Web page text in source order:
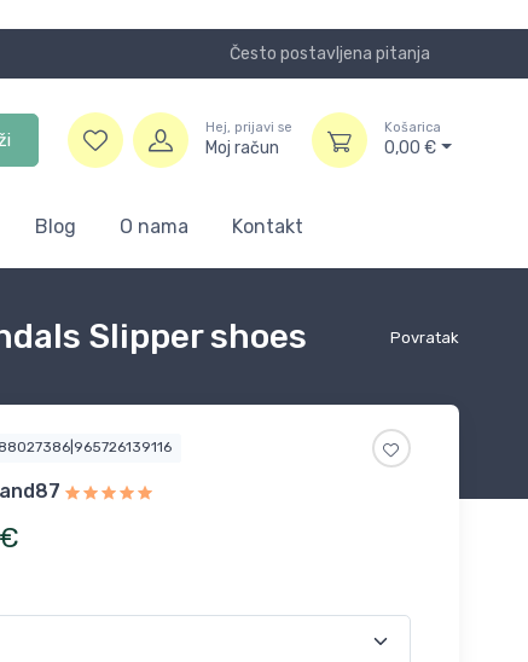
Često postavljena pitanja
Hej, prijavi se
Moj račun
Košarica
0,00 €
Blog O nama Kontakt
Povratak
Slipper shoes
€